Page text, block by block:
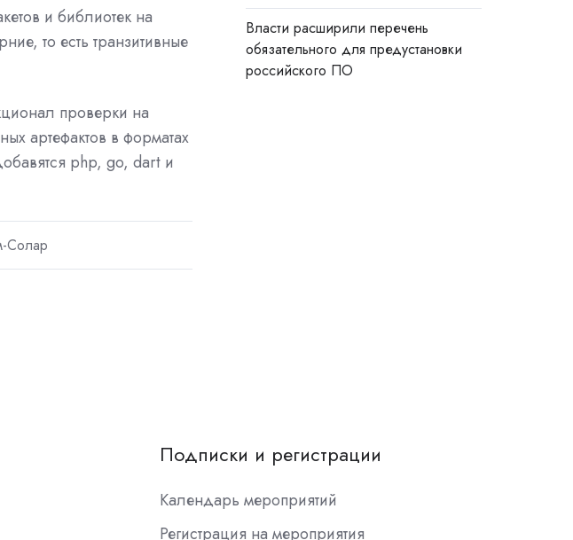
и библиотек на
то есть транзитивные
проверки на
артефактов в форматах
php, go, dart и
Солар
Власти расширили перечень
обязательного для предустановки
российского ПО
Подписки и регистрации
Календарь мероприятий
Регистрация на мероприятия